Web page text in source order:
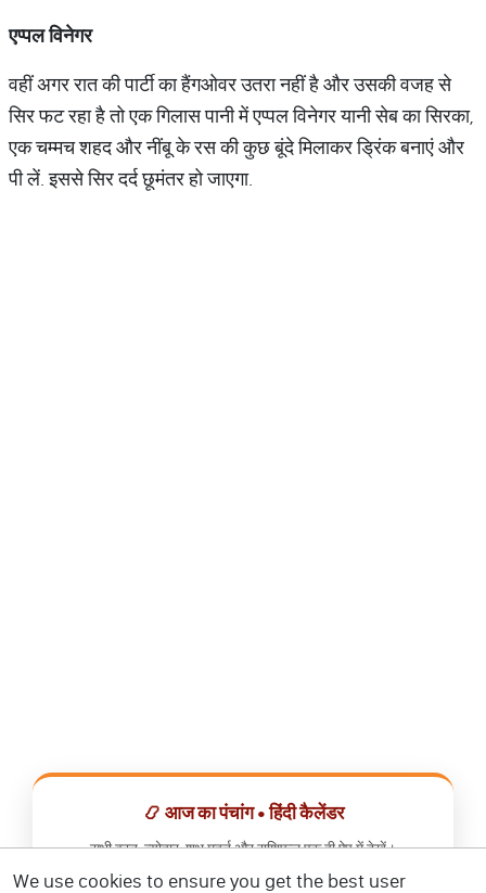
एप्पलविनेगर
वहीं अगर रात की पार्टी का हैंगओवर उतरा नहीं है और उसकी वजह से
सिर फट रहा है तो एक गिलास पानी में एप्पल विनेगर यानी सेब का सिरका,
एक चम्मच शहद और नींबू के रस की कुछ बूंदे मिलाकर ड्रिंक बनाएं और
पी लें. इससे सिर दर्द छूमंतर हो जाएगा.
📿 आज का पंचांग • हिंदी कैलेंडर
सभी व्रत, त्योहार, शुभ मुहूर्त और राशिफल एक ही ऐप में देखें।
We use cookies to ensure you get the best user